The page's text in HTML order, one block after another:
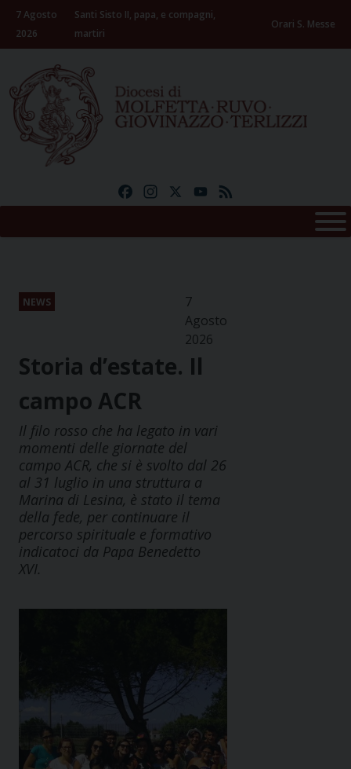
Skip
content
7 Agosto
2026
Santi Sisto II, papa, e compagni,
martiri
Orari S. Messe
FacebookInstagramYouTube
NEWS
7
Agosto
2026
Storia d’estate. Il
campo ACR
Il filo rosso che ha legato in vari
momenti delle giornate del
campo ACR, che si è svolto dal 26
al 31 luglio in una struttura a
Marina di Lesina, è stato il tema
della fede, per continuare il
percorso spirituale e formativo
indicatoci da Papa Benedetto
XVI.